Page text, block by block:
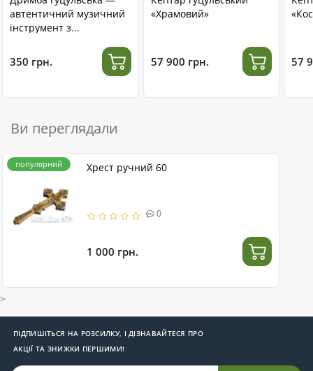
автентичний музичний
інструмент з
350 грн.
«Храмовий»
57 900 грн. 57
Ви переглядали
популярний Хрест ручний 60
0
1 000 грн.
>
ПІДПИШІТЬСЯ НА РОЗСИЛКУ, І ДІЗНАВАЙТЕСЯ ПРО
АКЦІЇ ТА ЗНИЖКИ ПЕРШИМИ!